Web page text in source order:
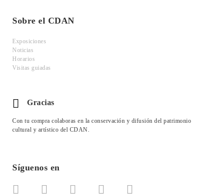
Sobre el CDAN
Exposiciones
Noticias
Horarios
Visitas guiadas
Gracias
Con tu compra colaboras en la conservación y difusión del patrimonio
cultural y artístico del CDAN.
Síguenos en